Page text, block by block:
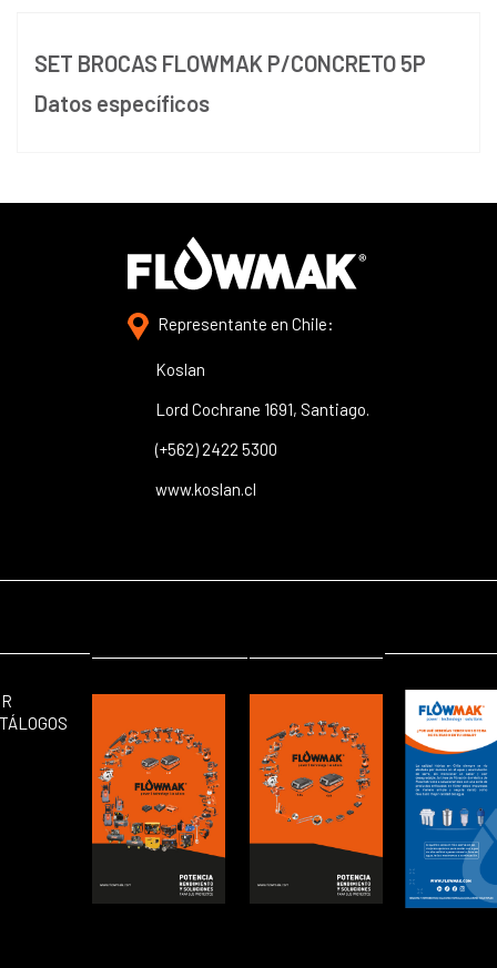
SET BROCAS FLOWMAK P/CONCRETO 5P
Datos específicos
Representante en Chile:
Koslan
Lord Cochrane 1691, Santiago.
(+562) 2422 5300
www.koslan.cl